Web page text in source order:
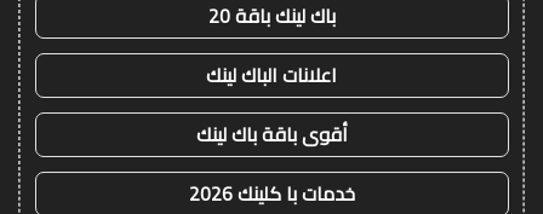
باك لينك باقة 20
اعلانات الباك لينك
أقوى باقة باك لينك
خدمات با كلينك 2026